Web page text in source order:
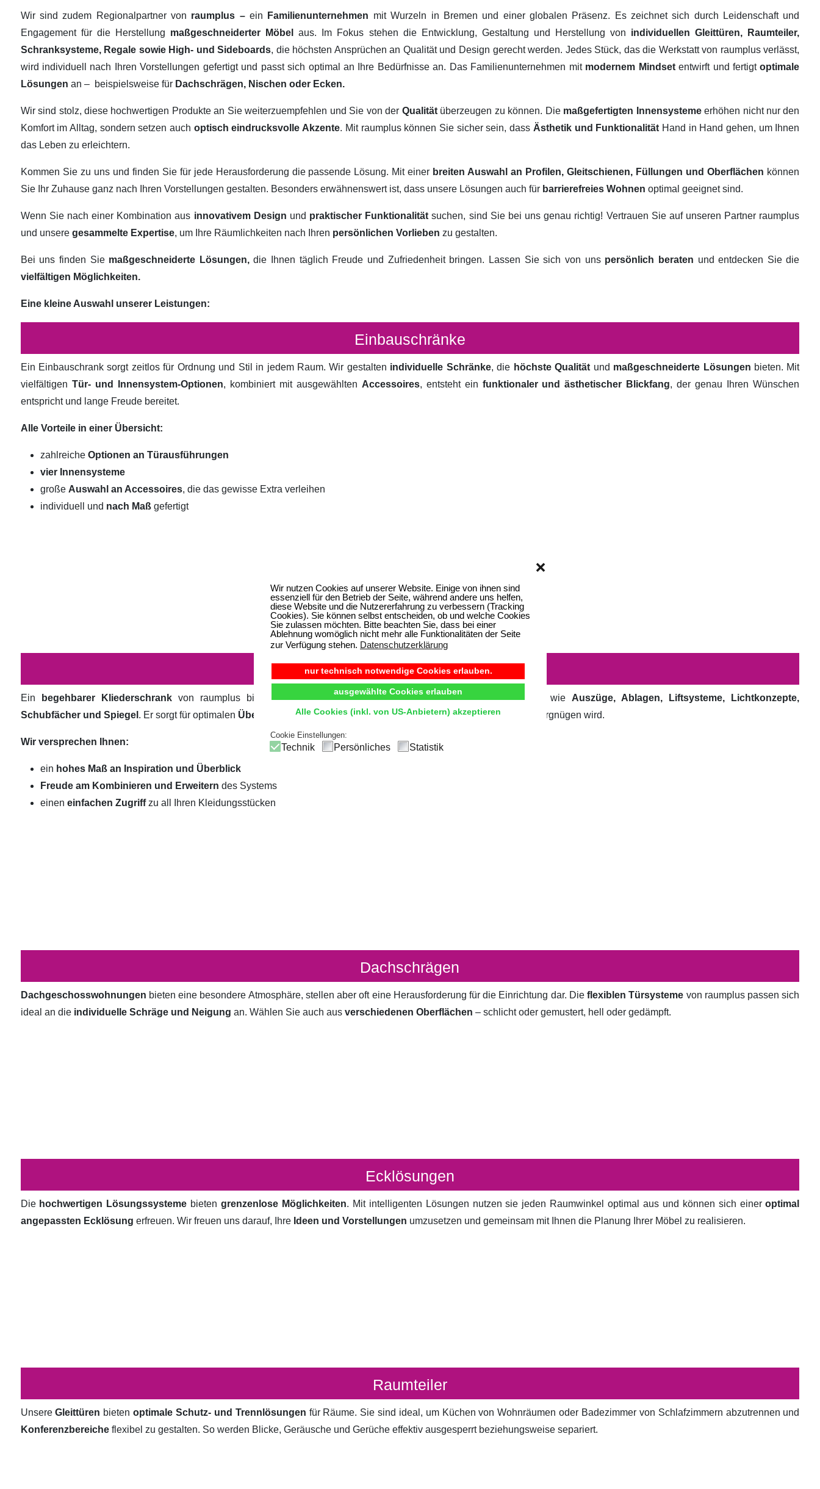
Wir nutzen Cookies auf unserer Website. Einige von ihnen sind
essenziell für den Betrieb der Seite, während andere uns helfen,
diese Website und die Nutzererfahrung zu verbessern (Tracking
Cookies). Sie können selbst entscheiden, ob und welche Cookies
Sie zulassen möchten. Bitte beachten Sie, dass bei einer
Ablehnung womöglich nicht mehr alle Funktionalitäten der Seite
zur Verfügung stehen. Datenschutzerklärung
nur technisch notwendige Cookies erlauben.
ausgewählte Cookies erlauben
Alle Cookies (inkl. von US-Anbietern) akzeptieren
❌
Cookie Einstellungen:
Technik Persönliches Statistik
Wir sind zudem Regionalpartner von raumplus –ein Familienunternehmen mit Wurzeln in Bremen und einer globalen Präsenz. Es zeichnet sich durch Leidenschaft und
Engagement für die Herstellung maßgeschneiderter Möbelaus. Im Fokus stehen die Entwicklung, Gestaltung und Herstellung von individuellen Gleittüren, Raumteiler,
Schranksysteme, Regale sowie High- und Sideboards, die höchsten Ansprüchen an Qualität und Design gerecht werden. Jedes Stück, das die Werkstatt von raumplus verlässt,
wird individuell nach Ihren Vorstellungen gefertigt und passt sich optimal an Ihre Bedürfnisse an. Das Familienunternehmen mit modernem Mindsetentwirft und fertigtoptimale
Lösungen an – beispielsweise für Dachschrägen, Nischen oder Ecken.
Wir sind stolz, diese hochwertigen Produkte an Sie weiterzuempfehlen und Sie von der Qualität überzeugen zu können. Die maßgefertigten Innensystemeerhöhen nicht nur den
Komfort im Alltag, sondern setzen auch optisch eindrucksvolle Akzente. Mit raumplus können Sie sicher sein, dass Ästhetik und Funktionalität Hand in Hand gehen, um Ihnen
das Leben zu erleichtern.
Kommen Sie zu uns und finden Sie für jede Herausforderung die passende Lösung. Mit einer breiten Auswahl an Profilen, Gleitschienen, Füllungen und Oberflächen können
Sie Ihr Zuhause ganz nach Ihren Vorstellungen gestalten. Besonders erwähnenswert ist, dass unsere Lösungen auch für barrierefreies Wohnen optimal geeignet sind.
Wenn Sie nach einer Kombination aus innovativem Design und praktischer Funktionalitätsuchen, sind Sie bei uns genau richtig! Vertrauen Sie auf unseren Partner raumplus
und unsere gesammelte Expertise, um Ihre Räumlichkeiten nach Ihren persönlichen Vorlieben zu gestalten.
Bei uns finden Sie maßgeschneiderte Lösungen,die Ihnen täglich Freude und Zufriedenheit bringen. Lassen Sie sich von uns persönlich beraten und entdecken Sie die
vielfältigen Möglichkeiten.
Eine kleine Auswahl unserer Leistungen:
Einbauschränke
Ein Einbauschrank sorgt zeitlos für Ordnung und Stil in jedem Raum. Wir gestalten individuelle Schränke, die höchste Qualität und maßgeschneiderte Lösungen bieten. Mit
vielfältigen Tür- und Innensystem-Optionen, kombiniert mit ausgewählten Accessoires, entsteht ein funktionaler und ästhetischer Blickfang, der genau Ihren Wünschen
entspricht und lange Freude bereitet.
Alle Vorteile in einer Übersicht:
zahlreiche Optionen an Türausführungen
vier Innensysteme
große Auswahl an Accessoires, die das gewisse Extra verleihen
individuell und nach Maß gefertigt
Begehbarer Kleiderschrank
Ein begehbarer Kliederschrank von raumplus bietetKomfortundÜbersichtdurch hochwertige Innensysteme wie Auszüge, Ablagen, Liftsysteme, Lichtkonzepte,
Schubfächer und Spiegel . Er sorgt für optimalen Überblick und einfachen Zugriff, sodass die tägliche Outfitwahl zum Vergnügen wird.
Wir versprechen Ihnen:
ein hohes Maß an Inspiration und Überblick
Freude am Kombinieren und Erweitern des Systems
einen einfachen Zugriffzu all Ihren Kleidungsstücken
Dachschrägen
Dachgeschosswohnungen bieten eine besondere Atmosphäre, stellen aber oft eine Herausforderung für die Einrichtung dar. Dieflexiblen Türsysteme von raumplus passen sich
ideal an die individuelle Schräge und Neigung an. Wählen Sie auch aus verschiedenen Oberflächen – schlicht oder gemustert, hell oder gedämpft.
Ecklösungen
Die hochwertigen Lösungssysteme bietengrenzenlose Möglichkeiten. Mit intelligenten Lösungen nutzen sie jeden Raumwinkel optimal aus und können sich eineroptimal
angepassten Ecklösung erfreuen. Wir freuen uns darauf, Ihre Ideen und Vorstellungen umzusetzen und gemeinsam mit Ihnen die Planung Ihrer Möbel zu realisieren.
Raumteiler
UnsereGleittüren bietenoptimale Schutz- und Trennlösungen für Räume. Sie sind ideal, um Küchen von Wohnräumen oder Badezimmer von Schlafzimmern abzutrennen und
Konferenzbereiche flexibel zu gestalten. So werden Blicke, Geräusche und Gerüche effektiv ausgesperrt beziehungsweise separiert.